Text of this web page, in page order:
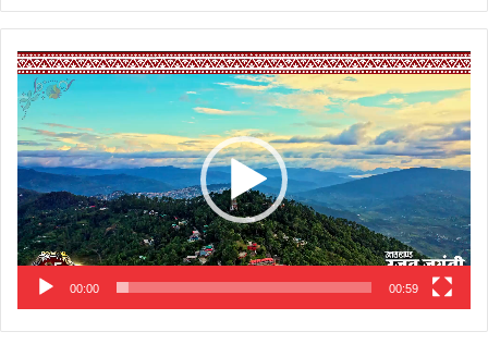
Video
Player
00:00 00:59